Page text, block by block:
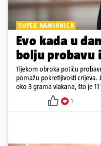
SUPER NAMIRNICA
Evo kada u
bolju probavu
Tijekom obroka potiču
pomažu pokretljivosti crijeva.
oko 3 grama vlakana, što je
1